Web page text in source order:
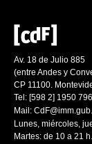
Av. 18 de Julio 885
(entre Andes y
CP 11100.
Tel: [598 2] 1950
Mail:
Lunes, miércoles,
Martes: de 10 a 21